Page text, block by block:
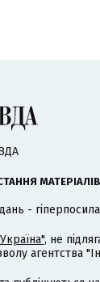
-
, не
агентства